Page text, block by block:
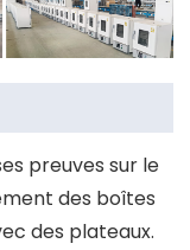
preuves sur le
des boîtes
des plateaux.